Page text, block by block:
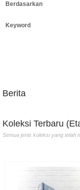
Berdasarkan
Keyword
Berita
Koleksi Terbaru
Semua jenis koleksi yang telah
Penulis :Nur Fajri
The Clave Band
Penulis :Chitra savitri